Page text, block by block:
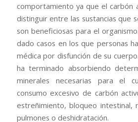
comportamiento ya que el carbón
distinguir entre las sustancias que
son beneficiosas para el
dado casos en los que personas
médica por disfunción de su
ha terminado absorbiendo
minerales necesarias para el
consumo excesivo de carbón
estreñimiento, bloqueo intestinal,
pulmones o deshidratación.